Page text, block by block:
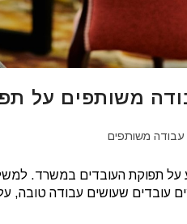
משותפים על
עבודה משותפים
על תפוקת העובדים במשרד.
עובדים שעושים עבודה טובה,